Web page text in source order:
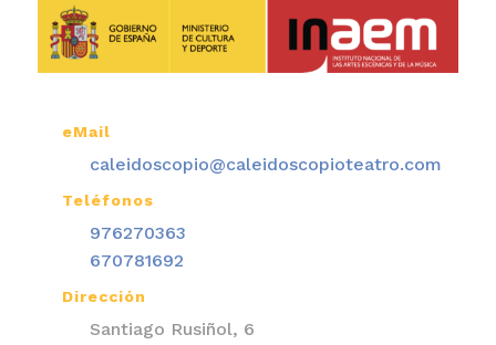
eMail
caleidoscopio@caleidoscopioteatro.com
Teléfonos
976270363
670781692
Dirección
Santiago Rusiñol, 6